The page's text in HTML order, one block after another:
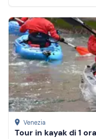
Venezia
Tour in kayak di 1